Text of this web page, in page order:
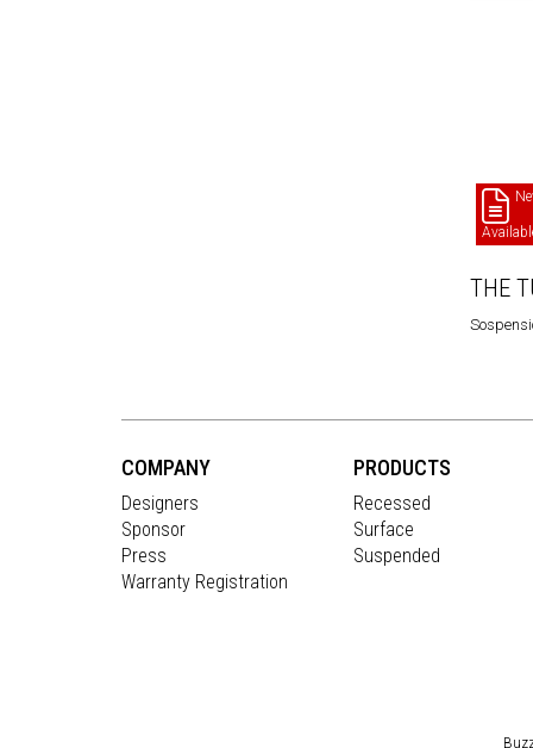
THE
COMPANY
Designers
Sponsor
Press
Warranty Registration
PRODUCTS
Recessed
Surface
Suspended